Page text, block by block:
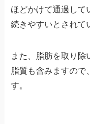
ほどかけて通過して
続きやすいとされて
また、脂肪を取り
脂質も含みますので
す。